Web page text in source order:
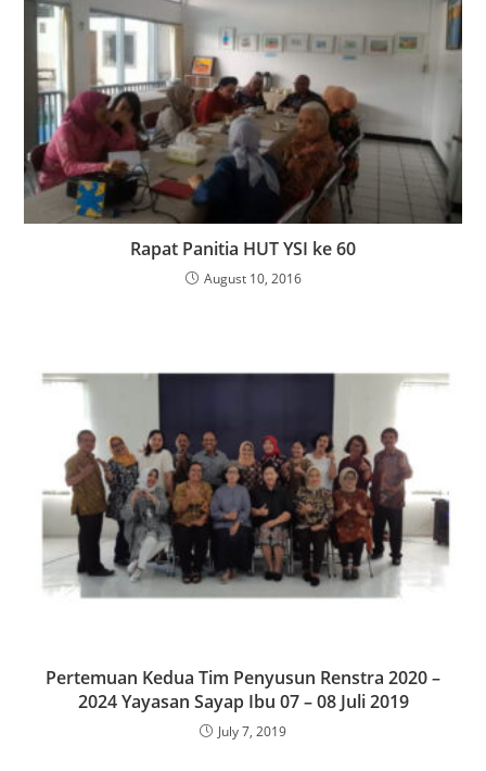
Rapat Panitia HUT YSI ke 60
August 10, 2016
Pertemuan Kedua Tim Penyusun Renstra 2020 –
2024 Yayasan Sayap Ibu 07 – 08 Juli 2019
July 7, 2019